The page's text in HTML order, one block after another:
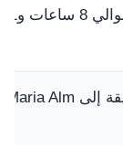
قد يستغرق حوالي 8 ساعات و11
حوالي 16 دقيقة إلى Maria Alm